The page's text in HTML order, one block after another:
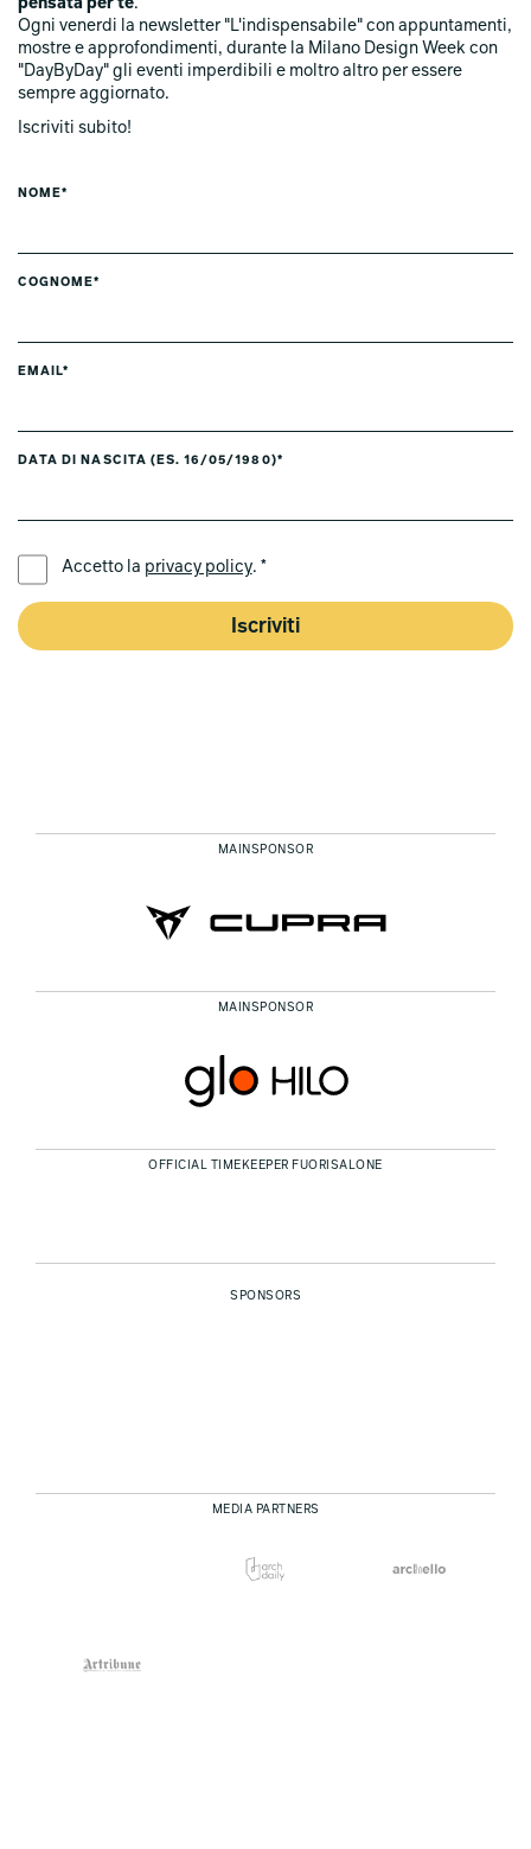
pensata per te.
Ogni venerdi la newsletter "L'indispensabile" con appuntamenti,
mostre e approfondimenti, durante la Milano Design Week con
"DayByDay" gli eventi imperdibili e moltro altro per essere
sempre aggiornato.
Iscriviti subito!
NOME*
COGNOME*
EMAIL*
DATA DI NASCITA (ES. 16/05/1980)*
Accetto la privacy policy. *
Iscriviti
MAINSPONSOR
MAINSPONSOR
OFFICIAL TIMEKEEPER FUORISALONE
SPONSORS
MEDIA PARTNERS